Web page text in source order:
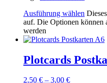
Ausführung wählen
auf. Die Optionen können
werden
Plotcards
2,50 € – 3,00 €